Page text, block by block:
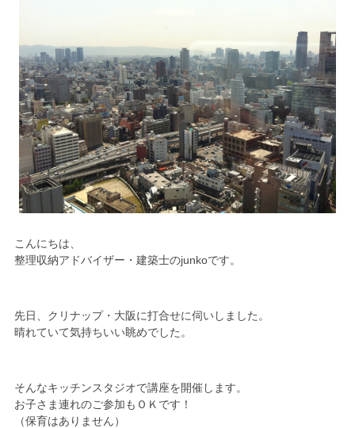
こんにちは、
整理収納アドバイザー・建築士のjunkoです。
先日、クリナップ・大阪に打合せに伺いしました。
晴れていて気持ちいい眺めでした。
そんなキッチンスタジオで講座を開催します。
お子さま連れのご参加もＯＫです！
（保育はありません）